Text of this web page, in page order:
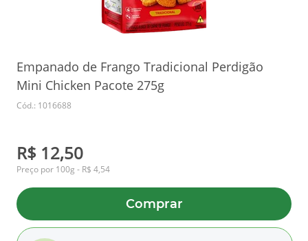
Empanado de Frango Tradicional Perdigão
Mini Chicken Pacote 275g
Cód.: 1016688
R$ 12,50
Preço por 100g - R$ 4,54
Comprar